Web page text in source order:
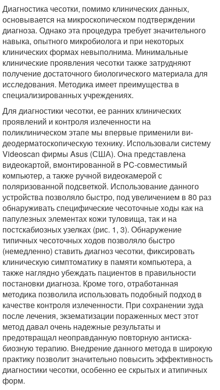
Диагностика чесотки, помимо клинических данных,
основывается на микроскопическом подтверждении
диагноза. Однако эта процедура требует значительного
навыка, опытного микробиолога и при некоторых
клинических формах невыполнима. Минимальные
клинические проявления чесотки также затрудняют
получение достаточного биологического материала для
исследования. Методика имеет преимущества в
специализированных учреждениях.
Для диагностики чесотки, ее ранних клинических
проявлений и контроля излеченности на
поликлиническом этапе мы впервые применили ви-
деодерматоскопическую технику. Использовали систему
Videoscan фирмы Asus (США). Она представлена
видеокартой, вмонтированной в PC-совместимый
компьютер, а также ручной видеокамерой с
поляризованной подсветкой. Использование данного
устройства позволяло быстро, под увеличением в 80 раз
обнаруживать специфические чесоточные ходы как на
папулезных элементах кожи туловища, так и на
постскабиозных узелках (рис. 1, 3). Обнаружение
типичных чесоточных ходов позволяло быстро
(немедленно) ставить диагноз чесотки, фиксировать
клиническую симптоматику в памяти компьютера, а
также наглядно убеждать пациентов в правильности
постановки диагноза. Кроме того, отработанная
методика позволила использовать подобный подход в
качестве контроля излеченности. При сохранении зуда
после лечения, экзематизации пораженных мест этот
метод давал очень надежные результаты и
предотвращал неоправданную повторную антиска-
биозную терапию. Внедрение данного метода в широкую
практику позволит значительно повысить эффективность
диагностики чесотки, особенно ее скрытых и атипичных
форм.